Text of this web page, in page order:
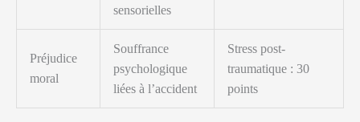
sensorielles
Préjudice
moral
Souffrance
psychologique
liées à l’accident
Stress post-
traumatique : 30
points